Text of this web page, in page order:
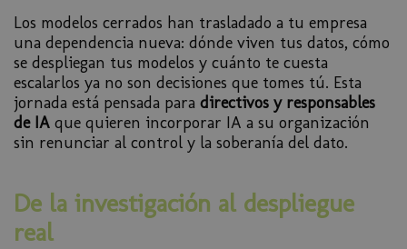
Los modelos cerrados han trasladado a tu empresa
una dependencia nueva: dónde viven tus datos, cómo
se despliegan tus modelos y cuánto te cuesta
escalarlos ya no son decisiones que tomes tú. Esta
jornada está pensada para directivos y responsables
de IA que quieren incorporar IA a su organización
sin renunciar al control y la soberanía del dato.
De la investigación al despliegue
real